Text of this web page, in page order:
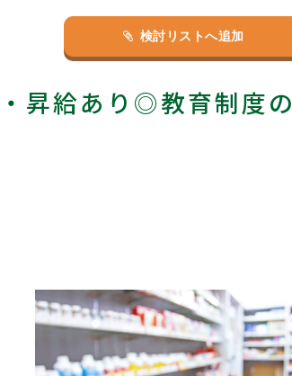
検討リストへ追加
昇給あり◎教育制度の